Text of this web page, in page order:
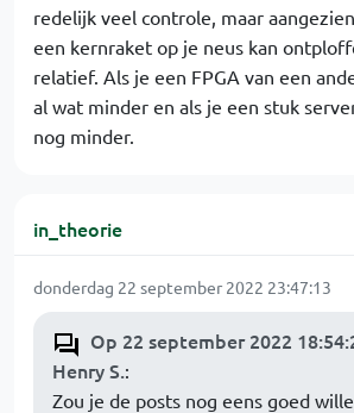
redelijk veel controle, maar
een kernraket op je neus kan
relatief. Als je een FPGA van een
al wat minder en als je een stuk
nog minder.
in_theorie
donderdag 22 september 2022 23:47:13
Op 22 september 2022
Henry S.:
Zou je de posts nog eens goed